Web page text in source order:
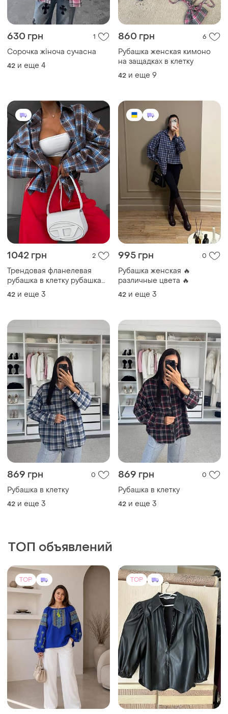
630 грн 1
Сорочка жіноча сучасна
42 и еще 4
860 грн 6
Рубашка женская кимоно
на защадках в клетку
42 и еще 9
1042 грн 2
Трендовая фланелевая
рубашка в клетку рубашка
на кнопках, рукава
снимаются много цветов
42 и еще 3
995 грн 0
Рубашка женская 🔥
различные цвета 🔥
42 и еще 3
869 грн 0
Рубашка в клетку
42 и еще 3
869 грн 0
Рубашка в клетку
42 и еще 3
ТОП объявлений
TOP TOP